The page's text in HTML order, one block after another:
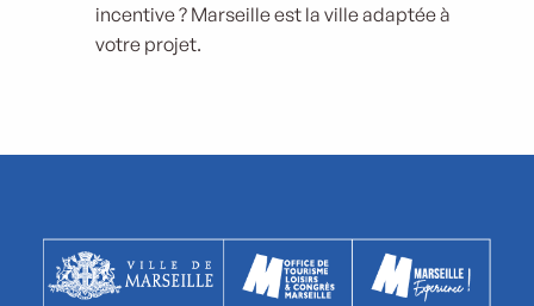
incentive ? Marseille est la ville adaptée à
votre projet.